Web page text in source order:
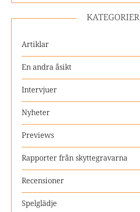
KATEGORIER
Artiklar
En andra åsikt
Intervjuer
Nyheter
Previews
Rapporter från skyttegravarna
Recensioner
Spelglädje